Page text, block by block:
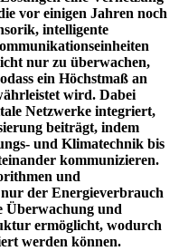
vor einigen Jahren noch
intelligente
nur zu überwachen,
ein Höchstmaß an
wird. Dabei
Netzwerke integriert,
beiträgt, indem
und Klimatechnik bis
kommunizieren.
und
der Energieverbrauch
Überwachung und
ermöglicht, wodurch
werden können.